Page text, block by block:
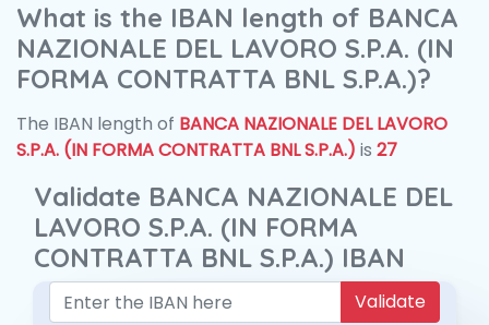
What is the IBAN length of BANCA
NAZIONALE DEL LAVORO S.P.A. (IN
FORMA CONTRATTA BNL S.P.A.)?
The IBAN length of BANCA NAZIONALE DEL LAVORO
S.P.A. (IN FORMA CONTRATTA BNL S.P.A.) is 27
Validate BANCA NAZIONALE DEL
LAVORO S.P.A. (IN FORMA
CONTRATTA BNL S.P.A.) IBAN
Validate